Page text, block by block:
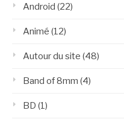
Android (22)
Animé (12)
Autour du site (48)
Band of 8mm (4)
BD (1)